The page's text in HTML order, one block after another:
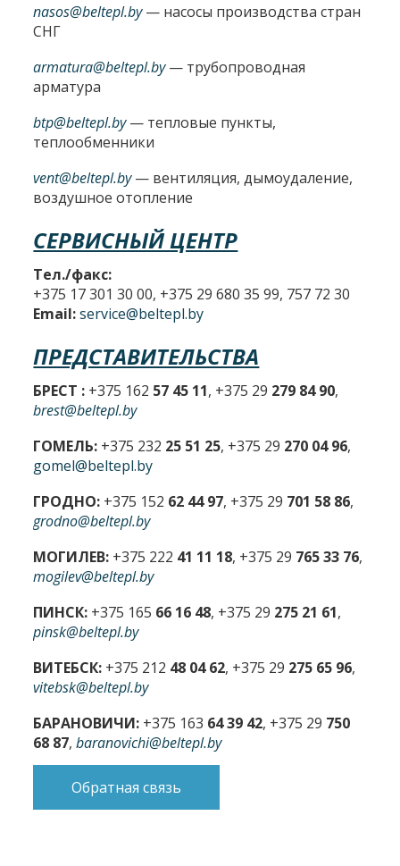
nasos@beltepl.by— насосы производства стран
СНГ
armatura@beltepl.by— трубопроводная
арматура
btp@beltepl.by— тепловые пункты,
теплообменники
vent@beltepl.by— вентиляция, дымоудаление,
воздушное отопление
СЕРВИСНЫЙ ЦЕНТР
Тел./факс:
+375 17 301 30 00, +375 29 680 35 99, 757 72 30
Email: service@beltepl.by
ПРЕДСТАВИТЕЛЬСТВА
БРЕСТ : +375 162 57 45 11, +375 29 279 84 90,
brest@beltepl.by
ГОМЕЛЬ: +375 232 25 51 25, +375 29 270 04 96,
gomel@beltepl.by
ГРОДНО: +375 152 62 44 97, +375 29 701 58 86,
grodno@beltepl.by
МОГИЛЕВ: +375 222 41 11 18, +375 29 765 33 76,
mogilev@beltepl.by
ПИНСК: +375 165 66 16 48, +375 29 275 21 61,
pinsk@beltepl.by
ВИТЕБСК: +375 212 48 04 62, +375 29 275 65 96,
vitebsk@beltepl.by
БАРАНОВИЧИ: +375 163 64 39 42, +375 29 750
68 87,baranovichi@beltepl.by
Обратная связь